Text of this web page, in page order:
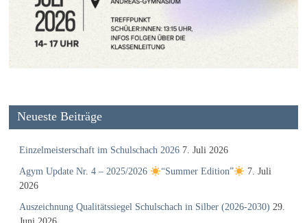
Neueste Beiträge
Einzelmeisterschaft im Schulschach 2026 7. Juli 2026
Agym Update Nr. 4 – 2025/2026 “Summer Edition”
7. Juli
2026
Auszeichnung Qualitätssiegel Schulschach in Silber (2026-2030) 29.